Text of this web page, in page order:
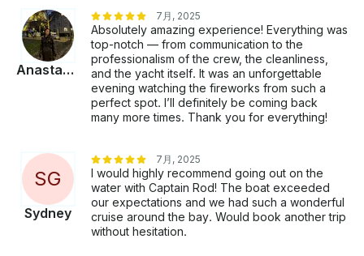
食べ物や飲み物を楽しむ時間がたっぷりあります。 通
常、出発時刻は午後 12 時、午後 4 時、午後 8 時（夏季
のサンセットクルーズの場合）ですが、リクエストに応
じて別の時刻を手配できる場合もあります。
Anastasiia
7月, 2025
Absolutely amazing experience! Everything was
top-notch — from communication to the
professionalism of the crew, the cleanliness,
and the yacht itself. It was an unforgettable
evening watching the fireworks from such a
perfect spot. I’ll definitely be coming back
many more times. Thank you for everything!
SG
Sydney
7月, 2025
I would highly recommend going out on the
water with Captain Rod! The boat exceeded
our expectations and we had such a wonderful
cruise around the bay. Would book another trip
without hesitation.